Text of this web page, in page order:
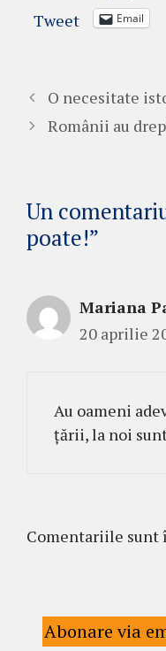
Tweet Email
O necesitate
Românii au
Un
poate!”
Mariana
20 aprilie
Au oameni
țării, la noi
Comentariile sunt
Abonare via